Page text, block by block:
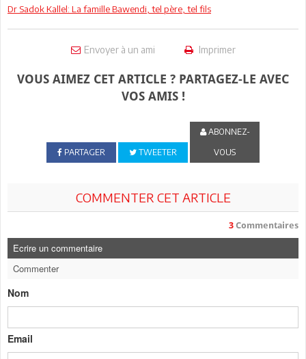
Dr Sadok Kallel: La famille Bawendi, tel père, tel fils
Envoyer à un ami Imprimer
VOUS AIMEZ CET ARTICLE ? PARTAGEZ-LE AVEC
VOS AMIS !
PARTAGER TWEETER
ABONNEZ-
VOUS
COMMENTER CET ARTICLE
3 Commentaires
Ecrire un commentaire
Commenter
Nom
Email